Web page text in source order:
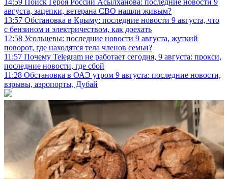
августа, зацепки, ветерана СВО нашли живым?
13:57 Обстановка в Крыму: последние новости 9 августа, что
с бензином и электричеством, как доехать
12:58 Усольцевы: последние новости 9 августа, жуткий
поворот, где находятся тела членов семьи?
11:57 Почему Telegram не работает сегодня, 9 августа: прокси,
последние новости, где сбой
11:28 Обстановка в ОАЭ утром 9 августа: последние новости,
взрывы, аэропорты, Дубай